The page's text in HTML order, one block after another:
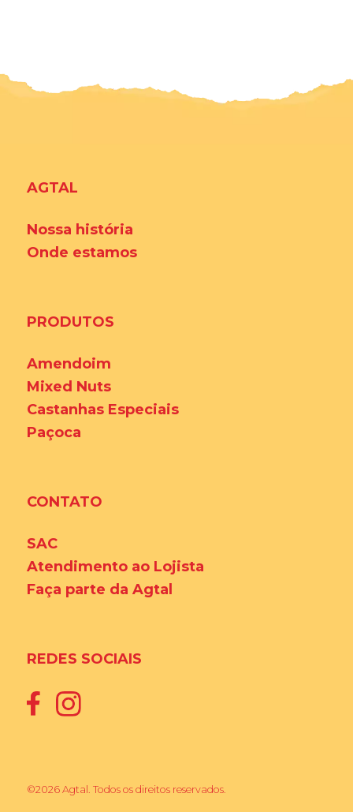
AGTAL
Nossa história
Onde estamos
PRODUTOS
Amendoim
Mixed Nuts
Castanhas Especiais
Paçoca
CONTATO
SAC
Atendimento ao Lojista
Faça parte da Agtal
REDES SOCIAIS
©2026 Agtal. Todos os direitos reservados.